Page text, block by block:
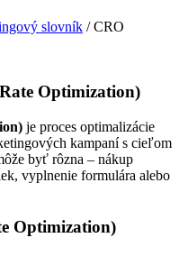
slovník /CRO
Optimization)
je proces optimalizácie
kampaní s cieľom
byť rôzna – nákup
vyplnenie formulára alebo
Optimization)